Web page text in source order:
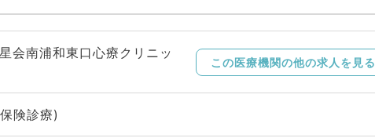
会南浦和東口心療クリニッ
この医療機関の他の求人を見る
険診療)